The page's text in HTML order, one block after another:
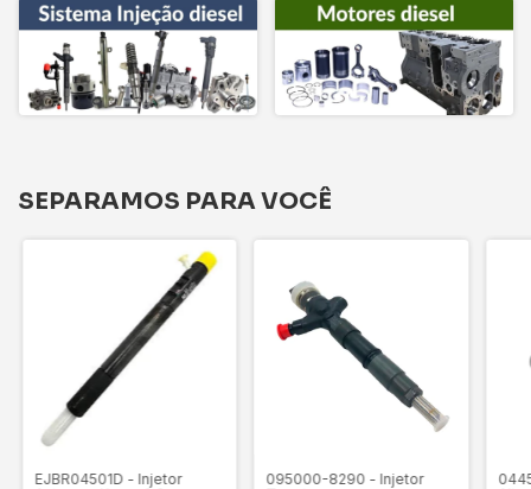
SEPARAMOS PARA VOCÊ
EJBR04501D - Injetor
095000-8290 - Injetor